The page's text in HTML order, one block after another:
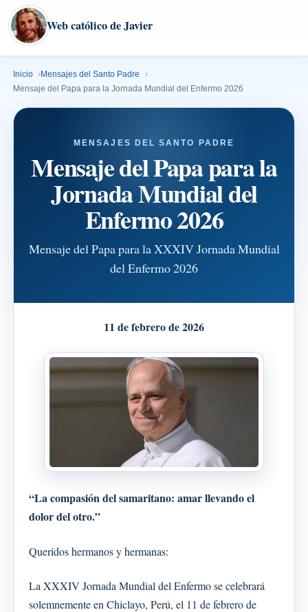
Web católico de Javier
Inicio
Mensajes del Santo Padre
Mensaje del Papa para la Jornada Mundial del Enfermo 2026
MENSAJES DEL SANTO PADRE
Mensaje del Papa para la
Jornada Mundial del
Enfermo 2026
Mensaje del Papa para la XXXIV Jornada Mundial
del Enfermo 2026
11 de febrero de 2026
“La compasión del samaritano: amar llevando el
dolor del otro.”
Queridos hermanos y hermanas:
La XXXIV Jornada Mundial del Enfermo se celebrará
solemnemente en Chiclayo, Perú, el 11 de febrero de